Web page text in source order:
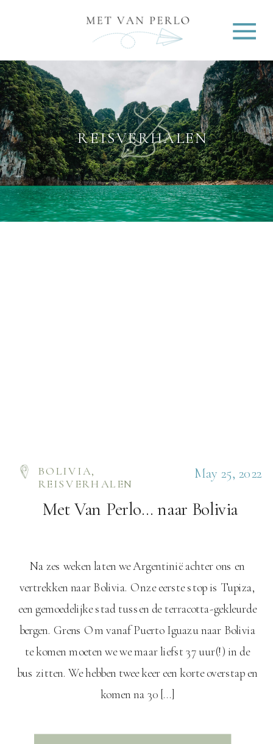
REISVERHALEN
Met Van Perlo… naar Bolivia
Na zes weken laten we Argentinië achter ons en
vertrekken naar Bolivia. Onze eerste stop is Tupiza,
een gemoedelijke stad tussen de terracotta-gekleurde
bergen. Grens Om vanaf Puerto Iguazu naar Bolivia
te komen moeten we we maar liefst 37 uur(!) in de
bus zitten. We hebben twee keer een korte overstap en
komen na 30 […]
BOLIVIA,
REISVERHALEN
May 25, 2022